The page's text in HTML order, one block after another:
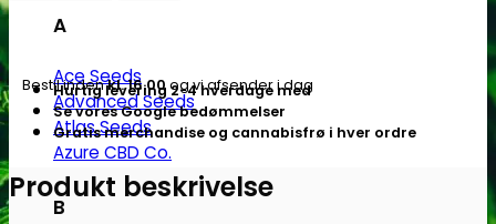
A
Ace Seeds
Advanced Seeds
Atlas Seeds
Azure CBD Co.
B
FLOW™
bong
–
UFO
Gradient
(40
Bestil indenkl. 16.00og vi afsender i dag
Hurtig levering 2-4 hverdage med
Se vores Google bedømmelser
Gratis merchandise og cannabisfrø i hver ordre
Produkt beskrivelse